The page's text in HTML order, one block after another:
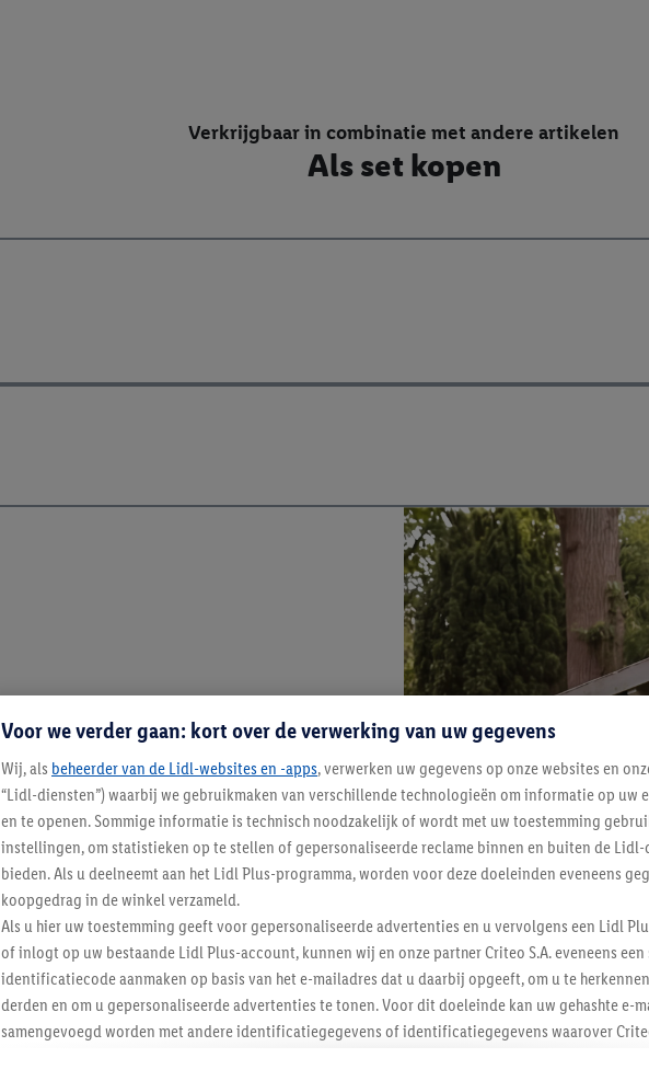
Verkrijgbaar in combinatie met andere artikelen
Als set kopen
Voor we verder gaan: kort over de verwerking van uw gegevens
Wij, als beheerder van de Lidl-websites en -apps, verwerken uw gegevens op onze websites en
“Lidl-diensten”) waarbij we gebruikmaken van verschillende technologieën om informatie op uw
en te openen. Sommige informatie is technisch noodzakelijk of wordt met uw toestemming
instellingen, om statistieken op te stellen of gepersonaliseerde reclame binnen en buiten de Lidl-
bieden. Als u deelneemt aan het Lidl Plus-programma, worden voor deze doeleinden eveneens
koopgedrag in de winkel verzameld.
Als u hier uw toestemming geeft voor gepersonaliseerde advertenties en u vervolgens een Lidl
of inlogt op uw bestaande Lidl Plus-account, kunnen wij en onze partner Criteo S.A. eveneens
identificatiecode aanmaken op basis van het e-mailadres dat u daarbij opgeeft, om u te
derden en om u gepersonaliseerde advertenties te tonen. Voor dit doeleinde kan uw gehashte e-
samengevoegd worden met andere identificatiegegevens of identificatiegegevens waarover